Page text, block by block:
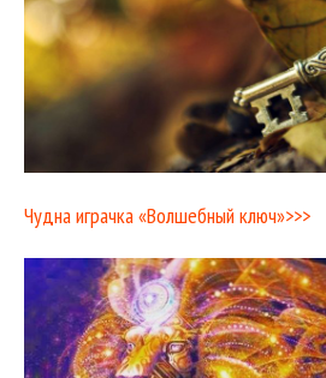
Чудна играчка «Волшебный ключ»>>>